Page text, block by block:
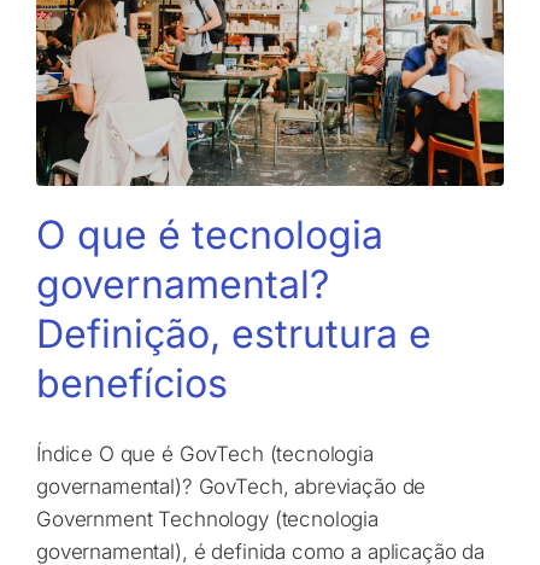
O que é tecnologia
governamental?
Definição, estrutura e
benefícios
Índice O que é GovTech (tecnologia
governamental)? GovTech, abreviação de
Government Technology (tecnologia
governamental), é definida como a aplicação da